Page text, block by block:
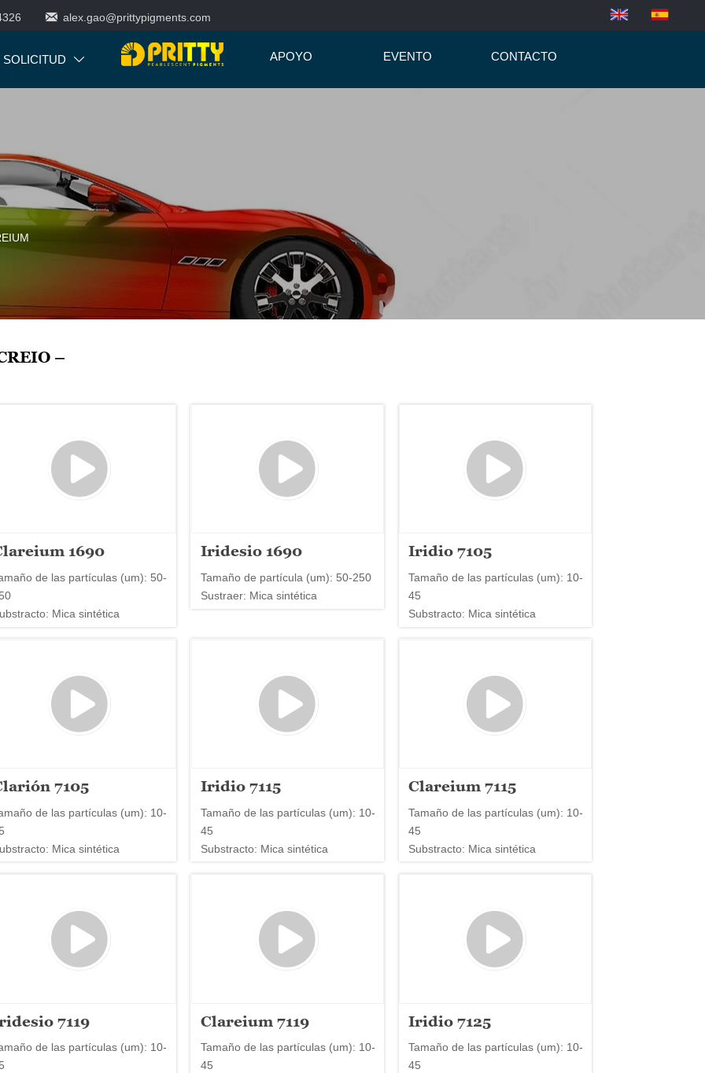
 alex.gao@prittypigments.com
SOLICITUD  APOYO EVENTO CONTACTO
–
1690
de las partículas (um): 50-
Mica sintética
Iridesio 1690
Tamaño de partícula (um): 50-250
Sustraer: Mica sintética
Iridio 7105
Tamaño de las partículas (um): 10-
45
Substracto: Mica sintética
7105
de las partículas (um): 10-
Mica sintética
Iridio 7115
Tamaño de las partículas (um): 10-
45
Substracto: Mica sintética
Clareium 7115
Tamaño de las partículas (um): 10-
45
Substracto: Mica sintética
7119
de las partículas (um): 10-
Clareium 7119
Tamaño de las partículas (um): 10-
45
Iridio 7125
Tamaño de las partículas (um): 10-
45